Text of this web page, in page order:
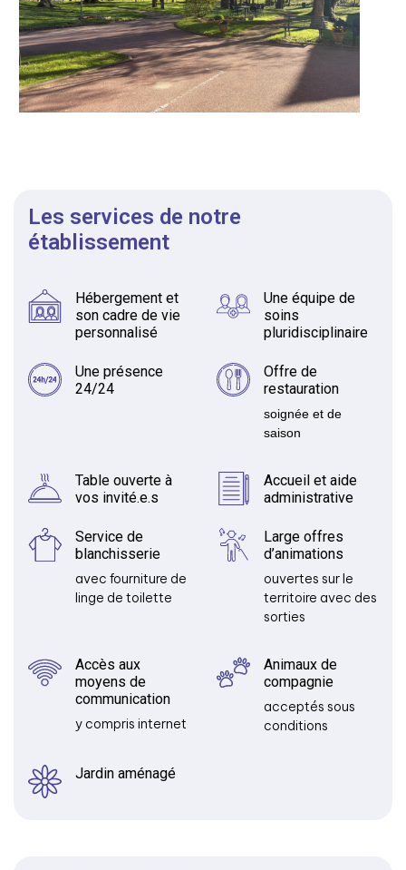
Les services de notre
établissement
Hébergement et
son cadre de vie
personnalisé
Une équipe de
soins
pluridisciplinaire
Une présence
24/24
Offre de
restauration
soignée et de
saison
Table ouverte à
vos invité.e.s
Accueil et aide
administrative
Service de
blanchisserie
avec fourniture de
linge de toilette
Large offres
d’animations
ouvertes sur le
territoire avec des
sorties
Accès aux
moyens de
communication
y compris internet
Animaux de
compagnie
acceptés sous
conditions
Jardin aménagé